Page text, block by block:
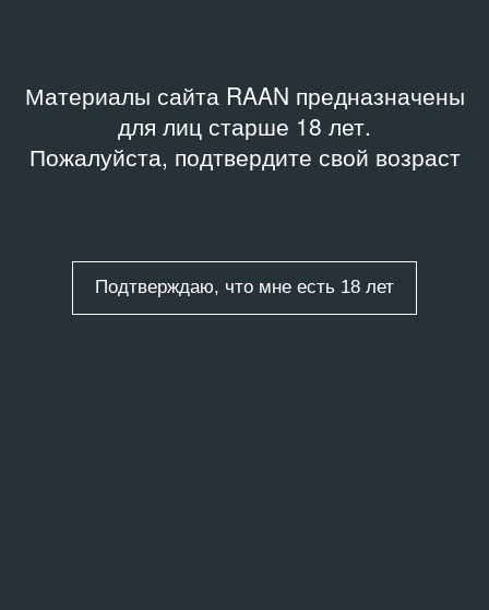
Материалы сайта RAAN предназначены
для лиц старше 18 лет.
Пожалуйста, подтвердите свой возраст
Подтверждаю, что мне есть 18 лет